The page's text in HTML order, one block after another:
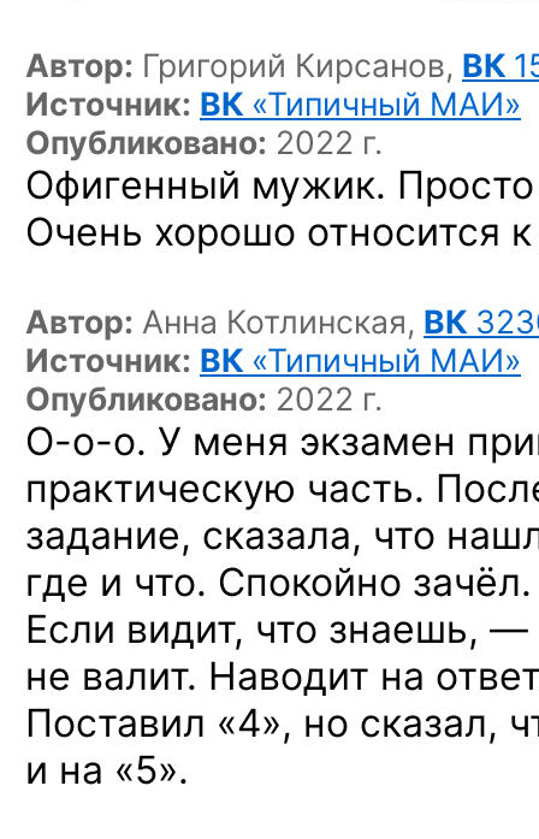
Автор: Григорий Кирсанов, ВК
Источник: ВК «Типичный МАИ»
Опубликовано: 2022 г.
Офигенный мужик.
Очень хорошо относится
Автор: Анна Котлинская, ВК
Источник: ВК «Типичный МАИ»
Опубликовано: 2022 г.
О-о-о. У меня экзамен
практическую часть.
задание, сказала, что
где и что. Спокойно зачёл.
Если видит, что знаешь, —
не валит. Наводит на
Поставил «4», но сказал,
и на «5».